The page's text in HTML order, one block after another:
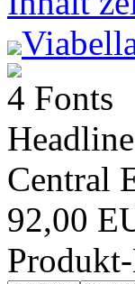
4 Fonts
Headline
Central
92,00